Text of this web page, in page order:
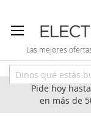
al
contenido
Las mejores
Pide hoy
en más de